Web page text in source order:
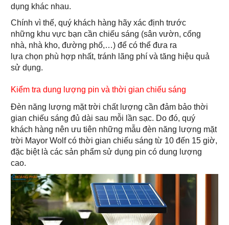
dụng khác nhau.
Chính vì thế, quý khách hàng hãy xác định trước
những khu vực bạn cần chiếu sáng (sân vườn, cổng
nhà, nhà kho, đường phố,…) để có thể đưa ra
lựa chọn phù hợp nhất, tránh lãng phí và tăng hiệu quả
sử dụng.
Kiểm tra dung lượng pin và thời gian chiếu sáng
Đèn năng lượng mặt trời chất lượng cần đảm bảo thời
gian chiếu sáng đủ dài sau mỗi lần sạc. Do đó, quý
khách hàng nên ưu tiên những mẫu đèn năng lượng mặt
trời Mayor Wolf có thời gian chiếu sáng từ 10 đến 15 giờ,
đặc biệt là các sản phẩm sử dụng pin có dung lượng
cao.